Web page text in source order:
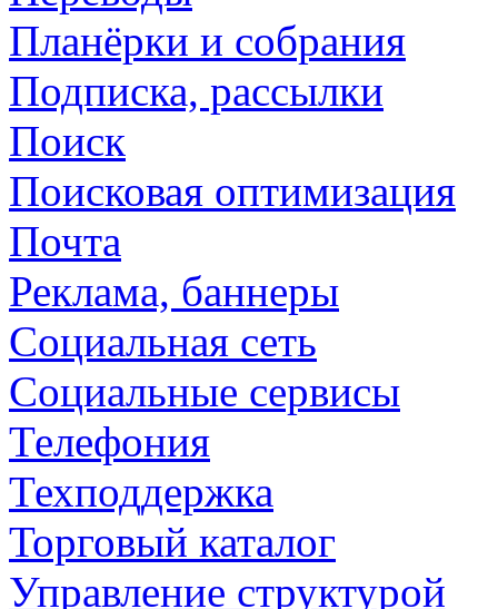
Планёрки и собрания
Подписка, рассылки
Поиск
Поисковая оптимизация
Почта
Реклама, баннеры
Социальная сеть
Социальные сервисы
Телефония
Техподдержка
Торговый каталог
Управление структурой